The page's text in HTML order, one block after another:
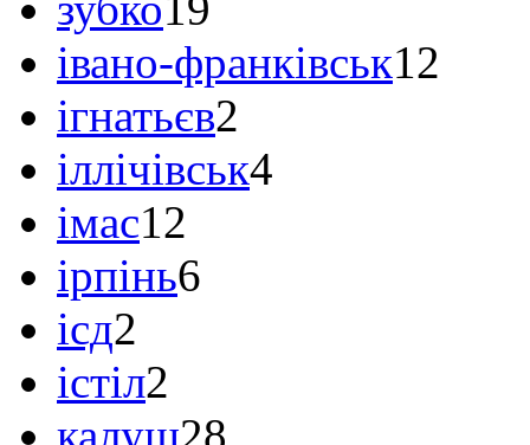
івано-франківськ12
ігнатьєв2
іллічівськ4
імас12
ірпінь6
ісд2
істіл2
калуш28